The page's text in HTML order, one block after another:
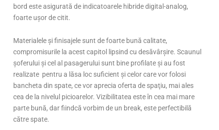
bord este asigurată de indicatoarele hibride digital-analog,
foarte uşor de citit.
Materialele şi finisajele sunt de foarte bună calitate,
compromisurile la acest capitol lipsind cu desăvârşire. Scaunul
şoferului şi cel al pasagerului sunt bine profilate şi au fost
realizate pentru a lăsa loc suficient şi celor care vor folosi
bancheta din spate, ce vor aprecia oferta de spaţiu, mai ales
cea de la nivelul picioarelor. Vizibilitatea este în cea mai mare
parte bună, dar fiindcă vorbim de un break, este perfectibilă
către spate.